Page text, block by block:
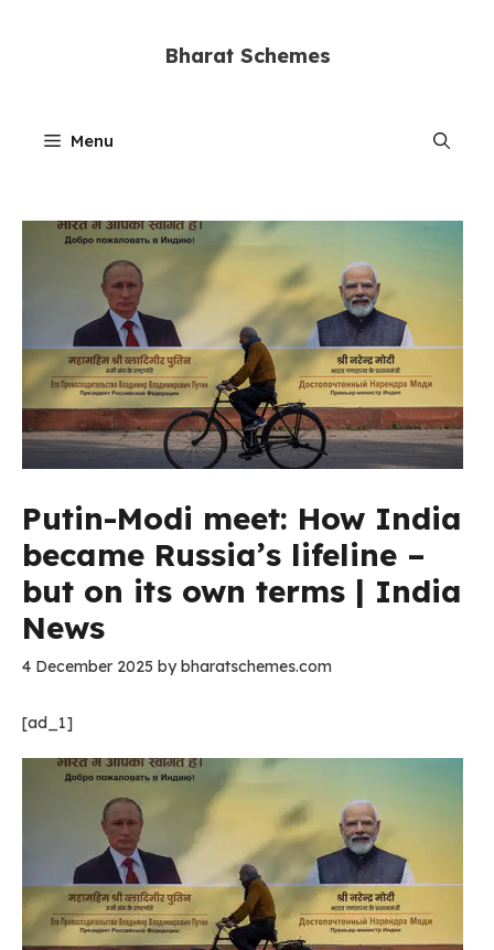
Bharat Schemes
Menu
Putin-Modi meet: How India
became Russia’s lifeline –
but on its own terms | India
News
4 December 2025 bybharatschemes.com
[ad_1]